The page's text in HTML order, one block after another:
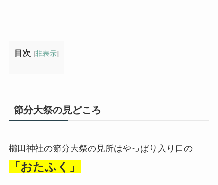
目次 [非表示]
節分大祭の見どころ
櫛田神社の節分大祭の見所はやっぱり入り口の
「おたふく」